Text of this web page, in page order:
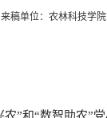
来稿单位：农林科技学